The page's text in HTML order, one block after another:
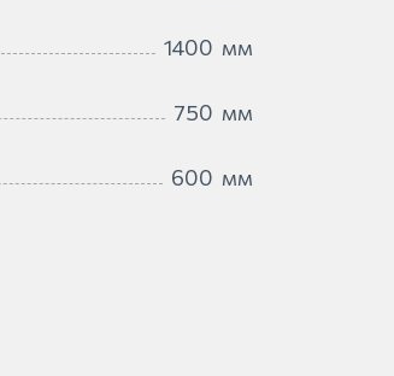
1400 мм
750 мм
600 мм